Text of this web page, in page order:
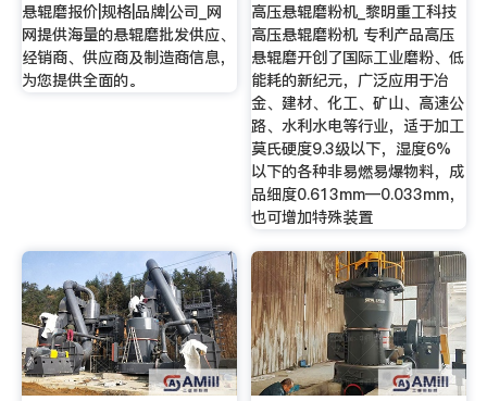
悬辊磨报价|规格|品牌|公司_网
网提供海量的悬辊磨批发供应、
经销商、供应商及制造商信息，
为您提供全面的。
高压悬辊磨粉机_黎明重工科技
高压悬辊磨粉机 专利产品高压
悬辊磨开创了国际工业磨粉、低
能耗的新纪元，广泛应用于冶
金、建材、化工、矿山、高速公
路、水利水电等行业，适于加工
莫氏硬度9.3级以下，湿度6%
以下的各种非易燃易爆物料，成
品细度0.613mm—0.033mm，
也可增加特殊装置